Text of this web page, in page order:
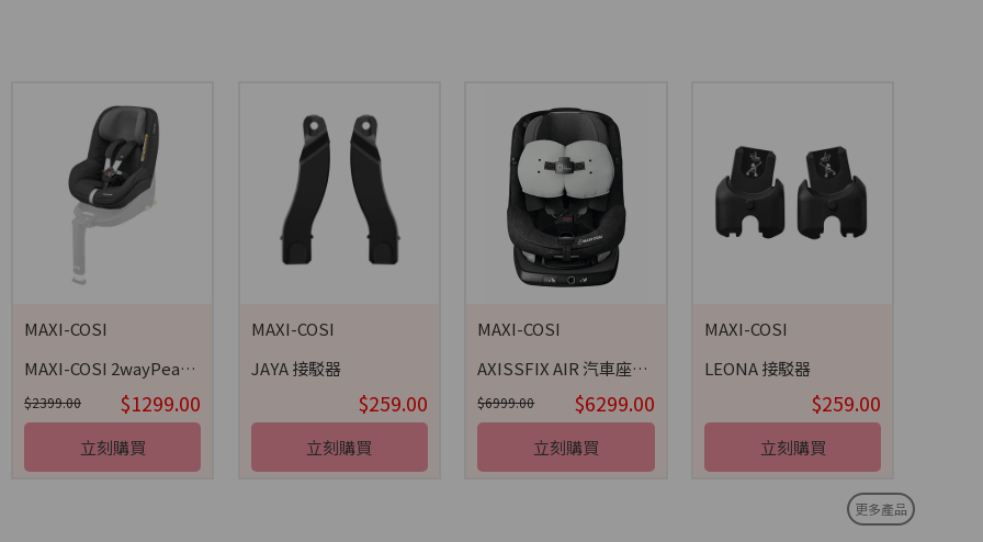
MAXI-COSI
MAXI-COSI 2wayPearl 兒童汽車安全座椅 (不包括底座)
$2399.00 $1299.00
立刻購買
MAXI-COSI
JAYA 接駁器
$259.00
立刻購買
MAXI-COSI
AXISSFIX AIR 汽車座椅 (61-105CM)
$6999.00 $6299.00
立刻購買
MAXI-COSI
LEONA 接駁器
$259.00
立刻購買
更多產品